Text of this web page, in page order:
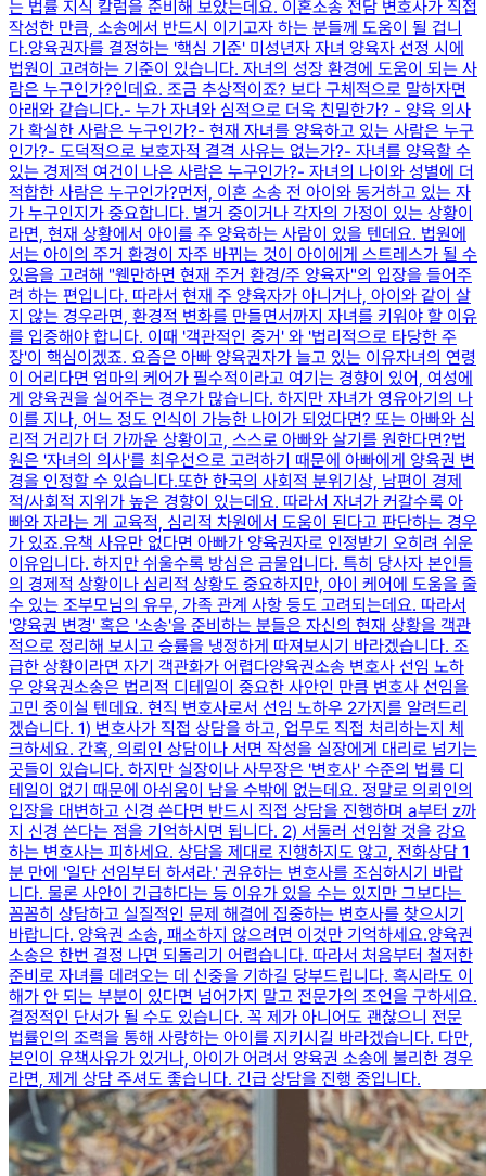
는 법률 지식 칼럼을 준비해 보았는데요. ​이혼소송 전담 변호사가 직접
작성한 만큼, 소송에서 반드시 이기고자 하는 분들께 도움이 될 겁니
다.​양육권자를 결정하는 '핵심 기준' 미성년자 자녀 양육자 선정 시에
법원이 고려하는 기준이 있습니다. 자녀의 성장 환경에 도움이 되는 사
람은 누구인가?인데요. 조금 추상적이죠? 보다 구체적으로 말하자면
아래와 같습니다.- 누가 자녀와 심적으로 더욱 친밀한가? - 양육 의사
가 확실한 사람은 누구인가?- 현재 자녀를 양육하고 있는 사람은 누구
인가?- 도덕적으로 보호자적 결격 사유는 없는가?- 자녀를 양육할 수
있는 경제적 여건이 나은 사람은 누구인가?- 자녀의 나이와 성별에 더
적합한 사람은 누구인가?​먼저, 이혼 소송 전 아이와 동거하고 있는 자
가 누구인지가 중요합니다. ​별거 중이거나 각자의 가정이 있는 상황이
라면, 현재 상황에서 아이를 주 양육하는 사람이 있을 텐데요. ​법원에
서는 아이의 주거 환경이 자주 바뀌는 것이 아이에게 스트레스가 될 수
있음을 고려해 "웬만하면 현재 주거 환경/주 양육자"의 입장을 들어주
려 하는 편입니다. ​따라서 현재 주 양육자가 아니거나, 아이와 같이 살
지 않는 경우라면, 환경적 변화를 만들면서까지 자녀를 키워야 할 이유
를 입증해야 합니다. ​이때 '객관적인 증거' 와 '법리적으로 타당한 주
장'이 핵심이겠죠. 요즘은 아빠 양육권자가 늘고 있는 이유자녀의 연령
이 어리다면 엄마의 케어가 필수적이라고 여기는 경향이 있어, 여성에
게 양육권을 실어주는 경우가 많습니다. ​하지만 자녀가 영유아기의 나
이를 지나, 어느 정도 인식이 가능한 나이가 되었다면? ​또는 아빠와 심
리적 거리가 더 가까운 상황이고, 스스로 아빠와 살기를 원한다면?​법
원은 '자녀의 의사'를 최우선으로 고려하기 때문에 아빠에게 양육권 변
경을 인정할 수 있습니다.또한 한국의 사회적 분위기상, 남편이 경제
적/사회적 지위가 높은 경향이 있는데요. ​따라서 자녀가 커갈수록 아
빠와 자라는 게 교육적, 심리적 차원에서 도움이 된다고 판단하는 경우
가 있죠.​유책 사유만 없다면 아빠가 양육권자로 인정받기 오히려 쉬운
이유입니다. ​하지만 쉬울수록 방심은 금물입니다. ​특히 당사자 본인들
의 경제적 상황이나 심리적 상황도 중요하지만, 아이 케어에 도움을 줄
수 있는 조부모님의 유무, 가족 관계 사항 등도 고려되는데요. ​따라서
'양육권 변경' 혹은 '소송'을 준비하는 분들은 자신의 현재 상황을 객관
적으로 정리해 보시고 승률을 냉정하게 따져보시기 바라겠습니다. 조
급한 상황이라면 자기 객관화가 어렵다양육권소송 변호사 선임 노하
우 양육권소송은 법리적 디테일이 중요한 사안인 만큼 변호사 선임을
고민 중이실 텐데요. ​현직 변호사로서 선임 노하우 2가지를 알려드리
겠습니다. ​1) 변호사가 직접 상담을 하고, 업무도 직접 처리하는지 체
크하세요. ​간혹, 의뢰인 상담이나 서면 작성을 실장에게 대리로 넘기는
곳들이 있습니다. ​하지만 실장이나 사무장은 '변호사' 수준의 법률 디
테일이 없기 때문에 아쉬움이 남을 수밖에 없는데요. ​정말로 의뢰인의
입장을 대변하고 신경 쓴다면 반드시 직접 상담을 진행하며 a부터 z까
지 신경 쓴다는 점을 기억하시면 됩니다. 2) 서둘러 선임할 것을 강요
하는 변호사는 피하세요. ​상담을 제대로 진행하지도 않고, 전화상담 1
분 만에 '일단 선임부터 하셔라.' 권유하는 변호사를 조심하시기 바랍
니다. ​물론 사안이 긴급하다는 등 이유가 있을 수는 있지만 그보다는 ​
꼼꼼히 상담하고 실질적인 문제 해결에 집중하는 변호사를 찾으시기
바랍니다. ​양육권 소송, 패소하지 않으려면 이것만 기억하세요.양육권
소송은 한번 결정 나면 되돌리기 어렵습니다. ​따라서 처음부터 철저한
준비로 자녀를 데려오는 데 신중을 기하길 당부드립니다. ​혹시라도 이
해가 안 되는 부분이 있다면 넘어가지 말고 전문가의 조언을 구하세요.
​결정적인 단서가 될 수도 있습니다. ​꼭 제가 아니어도 괜찮으니 전문
법률인의 조력을 통해 사랑하는 아이를 지키시길 바라겠습니다. ​다만,
본인이 유책사유가 있거나, 아이가 어려서 양육권 소송에 불리한 경우
라면, 제게 상담 주셔도 좋습니다. 긴급 상담을 진행 중입니다.